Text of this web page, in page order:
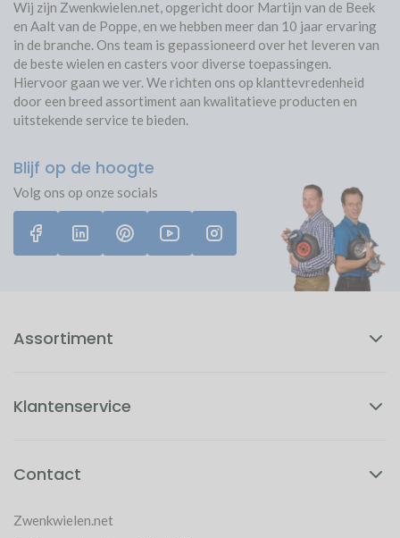
Toepassing
Geschikt voor alle vloeren door vloerbesparend loopvlak en
streepvrij. Toepasbaar onder alle meubels en apparaten. Veel
gebruikt in ziekenhuizen, gymzalen, schoolgemeenschappen en
andere gebouwen met kwetsbare vloeren. Loopvlak is slijtvast,
Te combineren metzwart zwenkwiel
Wiel bijzonderheden
60 dagen bedenktijd, ook voor bedrijven
Afmeting bevestigingsplaat 60 mm x 60 mm
Rotatie 360º graden
Geschikt voor professioneel
gebruik
Ja
Geluid
Vervoerder
Wij zijn Zwenkwielen.net, opgericht door Martijn van de Beek
en Aalt van de Poppe, en we hebben meer dan 10 jaar ervaring
in de branche. Ons team is gepassioneerd over het leveren van
de beste wielen en casters voor diverse toepassingen.
Hiervoor gaan we ver. We richten ons op klanttevredenheid
door een breed assortiment aan kwalitatieve producten en
uitstekende service te bieden.
Blijf op de hoogte
Volg ons op onze socials
Assortiment
Klantenservice
Contact
Zwenkwielen.net